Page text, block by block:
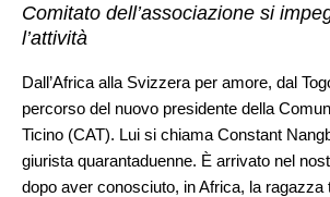
Comitato dell’associazione si
l’attività
Dall’Africa alla Svizzera per amore, dal
percorso del nuovo presidente della
Ticino (CAT). Lui si chiama Constant
giurista quarantaduenne. È arrivato nel
dopo aver conosciuto, in Africa, la ragazza